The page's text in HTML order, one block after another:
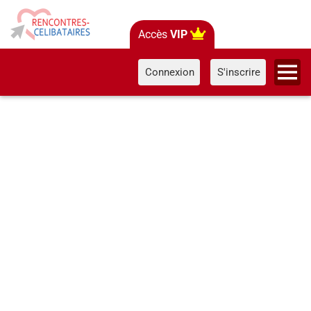
Accès VIP
Connexion S'inscrire